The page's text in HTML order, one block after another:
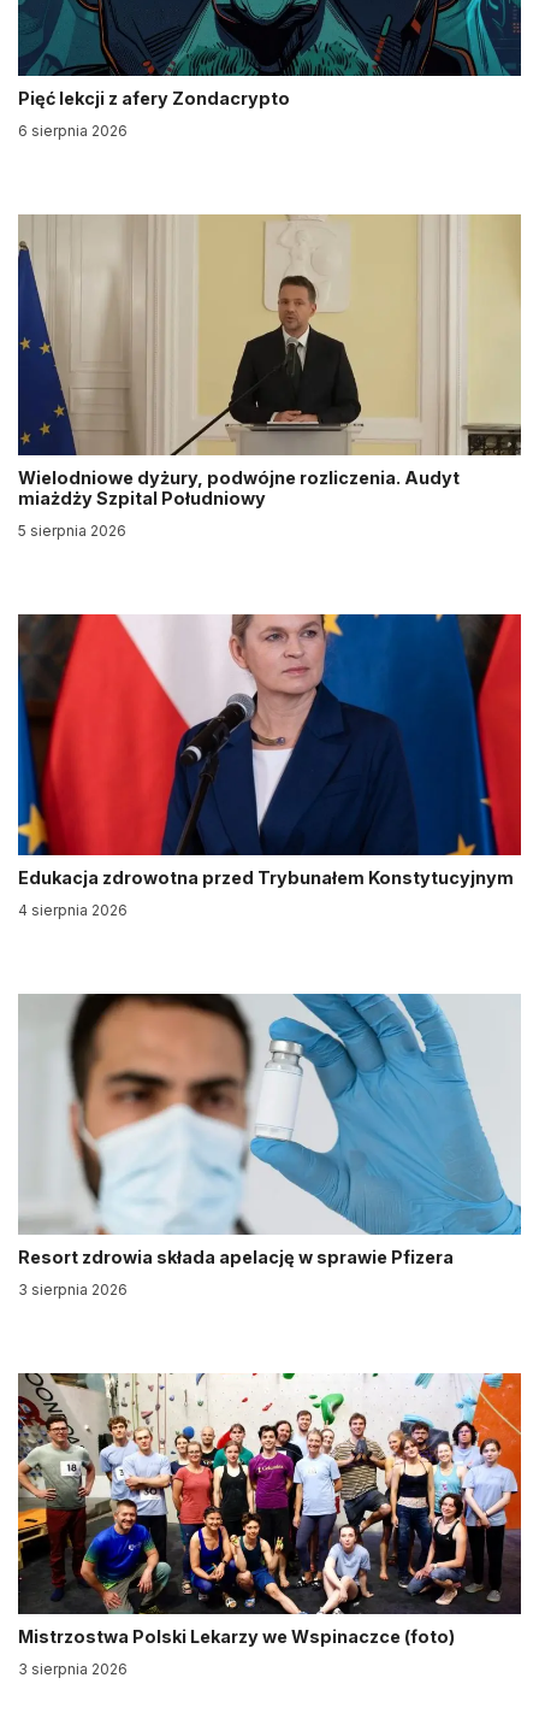
Pięć lekcji z afery Zondacrypto
6 sierpnia 2026
Wielodniowe dyżury, podwójne rozliczenia. Audyt
miażdży Szpital Południowy
5 sierpnia 2026
Edukacja zdrowotna przed Trybunałem Konstytucyjnym
4 sierpnia 2026
Resort zdrowia składa apelację w sprawie Pfizera
3 sierpnia 2026
Mistrzostwa Polski Lekarzy we Wspinaczce (foto)
3 sierpnia 2026